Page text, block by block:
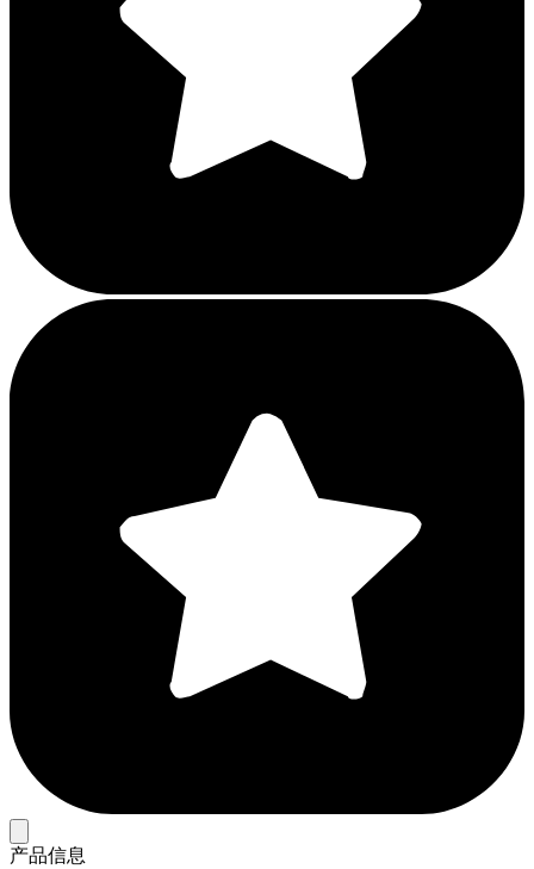
产品信息